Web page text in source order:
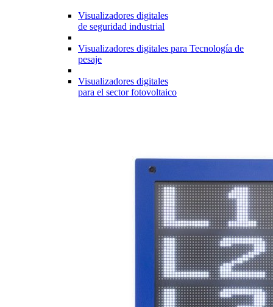
Visualizadores digitales
de seguridad industrial
Visualizadores digitales para Tecnología de
pesaje
Visualizadores digitales
para el sector fotovoltaico